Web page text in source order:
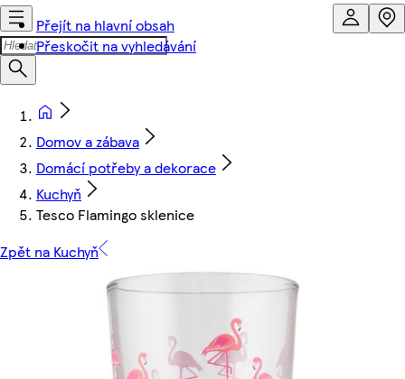
Přejít na hlavní obsah
Přeskočit na vyhledávání
Domov a zábava
Domácí potřeby a dekorace
Kuchyň
Tesco Flamingo sklenice
Zpět na Kuchyň